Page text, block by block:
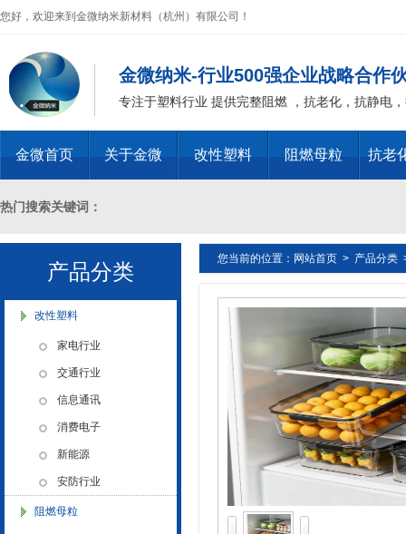
您好，欢迎来到金微纳米新材料（杭州）有限公司！
金微纳米-行业500强企业战略合作
专注于塑料行业 提供完整阻燃 ，抗老化，抗静电
金微首页 关于金微 改性塑料 阻燃母粒 抗老
热门搜索关键词：
十溴二苯乙烷母粒，三氧化二锑母粒，三氧化二锑替代物 PVC 无卤
燃 ABS阻燃 ，PA 阻燃，PET阻燃 ，PBT阻燃 ，环氧树脂阻燃，玻璃
化，抗静电母粒，阻燃料，抗老化料，环氧树脂抗老化，油漆涂料抗菌
色母粒 氧化诱导剂，
产品分类
改性塑料
家电行业
交通行业
信息通讯
消费电子
新能源
安防行业
阻燃母粒
您当前的位置： 网站首页 > 产品分类